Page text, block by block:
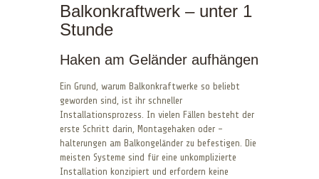
Balkonkraftwerk – unter 1
Stunde
Haken am Geländer aufhängen
Ein Grund, warum Balkonkraftwerke so beliebt
geworden sind, ist ihr schneller
Installationsprozess. In vielen Fällen besteht der
erste Schritt darin, Montagehaken oder -
halterungen am Balkongeländer zu befestigen. Die
meisten Systeme sind für eine unkomplizierte
Installation konzipiert und erfordern keine